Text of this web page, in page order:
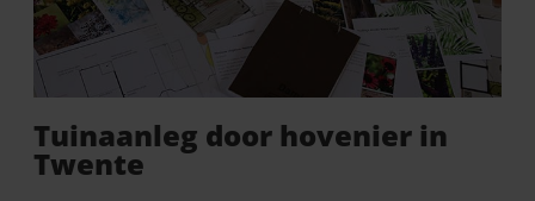
Tuinaanleg door hovenier in
Twente